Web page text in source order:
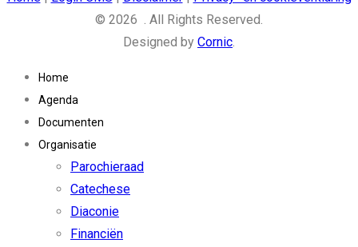
© 2026 . All Rights Reserved.
Designed by Cornic
Home
Agenda
Documenten
Organisatie
Parochieraad
Catechese
Diaconie
Financiën